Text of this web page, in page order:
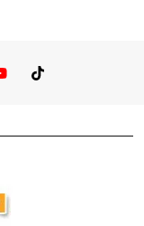
You TubeTikTok